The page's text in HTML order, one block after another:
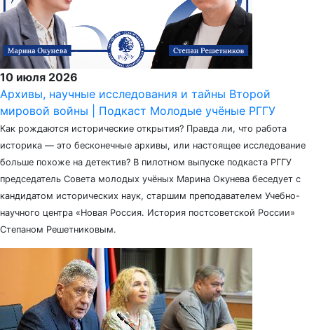
10 июля 2026
Архивы, научные исследования и тайны Второй
мировой войны | Подкаст Молодые учёные РГГУ
Как рождаются исторические открытия? Правда ли, что работа
историка — это бесконечные архивы, или настоящее исследование
больше похоже на детектив? В пилотном выпуске подкаста РГГУ
председатель Совета молодых учёных Марина Окунева беседует с
кандидатом исторических наук, старшим преподавателем Учебно-
научного центра «Новая Россия. История постсоветской России»
Степаном Решетниковым.